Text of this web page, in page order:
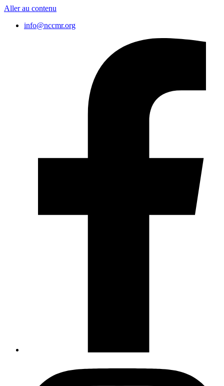
Aller au contenu
info@nccmr.org